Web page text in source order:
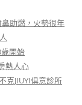
助燃，火勢很年
開始
熱人心
克JIUYI俱意診所